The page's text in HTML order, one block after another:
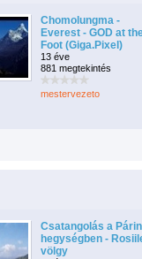
Chomolungma -
Everest - GOD at
Foot (Giga.Pixel)
13 éve
881 megtekintés
mestervezeto
Csatangolás a
hegységben -
völgy